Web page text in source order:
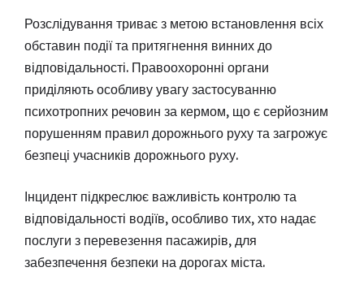
Розслідування триває з метою встановлення всіх
обставин події та притягнення винних до
відповідальності. Правоохоронні органи
приділяють особливу увагу застосуванню
психотропних речовин за кермом, що є серйозним
порушенням правил дорожнього руху та загрожує
безпеці учасників дорожнього руху.
Інцидент підкреслює важливість контролю та
відповідальності водіїв, особливо тих, хто надає
послуги з перевезення пасажирів, для
забезпечення безпеки на дорогах міста.